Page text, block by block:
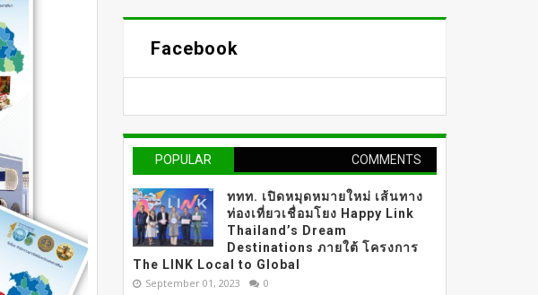
Facebook
POPULAR COMMENTS
ททท. เปิดหมุดหมายใหม่ เส้นทาง
ท่องเที่ยวเชื่อมโยง Happy Link
Thailand’s Dream
Destinations ภายใต้ โครงการ
The LINK Local to Global
September 01, 2023 0